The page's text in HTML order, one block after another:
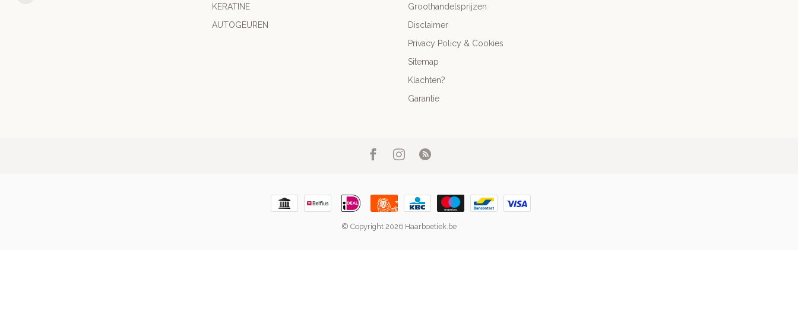
KERATINE
AUTOGEUREN
Groothandelsprijzen
Disclaimer
Privacy Policy & Cookies
Sitemap
Klachten?
Garantie
© Copyright 2026 Haarboetiek.be